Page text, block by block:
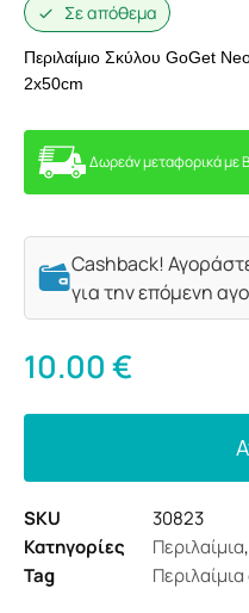
Σε απόθεμα
Περιλαίμιο Σκύλου GoGet
2x50cm
Δωρεάν μεταφορικά με
Cashback!
για την επόμενη
10.00€
SKU
30823
Κατηγορίες
Περιλαίμια,
Tag